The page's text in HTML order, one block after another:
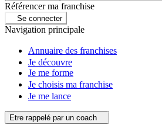
Référencer ma franchise
Se connecter
Navigation principale
Annuaire des franchises
Je découvre
Je me forme
Je choisis ma franchise
Je me lance
Etre rappelé par un coach